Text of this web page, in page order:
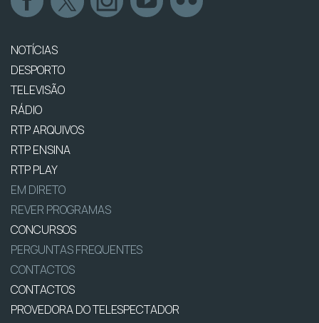
NOTÍCIAS
DESPORTO
TELEVISÃO
RÁDIO
RTP ARQUIVOS
RTP ENSINA
RTP PLAY
EM DIRETO
REVER PROGRAMAS
CONCURSOS
PERGUNTAS FREQUENTES
CONTACTOS
CONTACTOS
PROVEDORA DO TELESPECTADOR